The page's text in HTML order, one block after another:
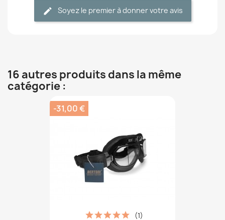
Soyez le premier à donner votre avis
16 autres produits dans la même
catégorie :
(1)
-31,00 €